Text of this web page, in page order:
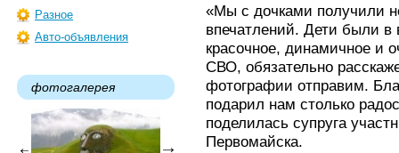
Разное
Авто-объявления
фотогалерея
«Мы с дочками получили
впечатлений. Дети были в
красочное, динамичное и
СВО, обязательно
фотографии отправим.
подарил нам столько
поделилась супруга
Первомайска.